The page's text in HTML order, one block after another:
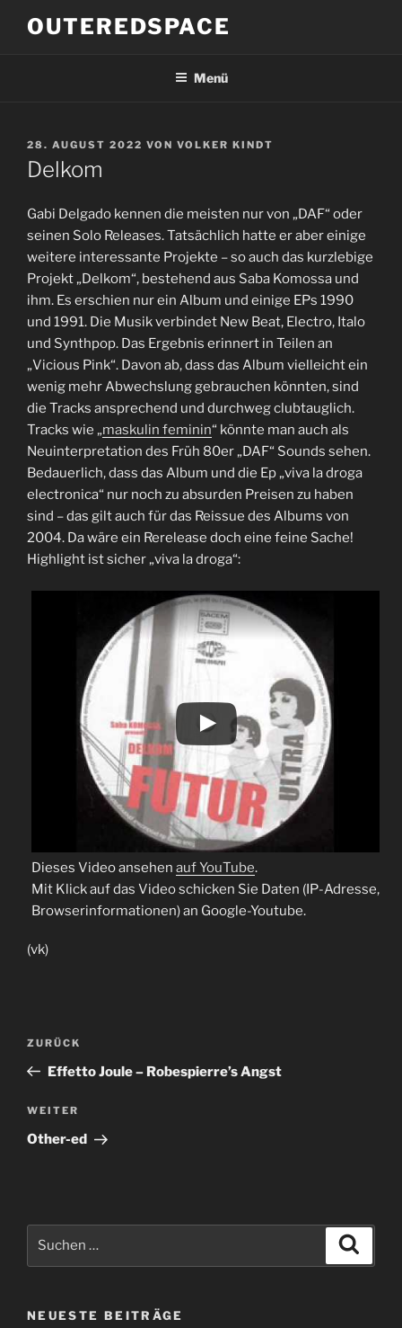
InhaltOUTEREDSPACE
Menü
VERÖFFENTLICHT
AM
28. AUGUST 2022 VON VOLKER KINDT
Delkom
Gabi Delgado kennen die meisten nur von „DAF“ oder
seinen Solo Releases. Tatsächlich hatte er aber einige
weitere interessante Projekte – so auch das kurzlebige
Projekt „Delkom“, bestehend aus Saba Komossa und
ihm. Es erschien nur ein Album und einige EPs 1990
und 1991. Die Musik verbindet New Beat, Electro, Italo
und Synthpop. Das Ergebnis erinnert in Teilen an
„Vicious Pink“. Davon ab, dass das Album vielleicht ein
wenig mehr Abwechslung gebrauchen könnten, sind
die Tracks ansprechend und durchweg clubtauglich.
Tracks wie „maskulin feminin“ könnte man auch als
Neuinterpretation des Früh 80er „DAF“ Sounds sehen.
Bedauerlich, dass das Album und die Ep „viva la droga
electronica“ nur noch zu absurden Preisen zu haben
sind – das gilt auch für das Reissue des Albums von
2004. Da wäre ein Rerelease doch eine feine Sache!
Highlight ist sicher „viva la droga“:
Dieses Video ansehen auf YouTube.
Mit Klick auf das Video schicken Sie Daten (IP-Adresse,
Browserinformationen) an Google-Youtube.
(vk)
Beitragsnavigation
Vorheriger
Beitrag
ZURÜCK
Effetto Joule – Robespierre’s Angst
Nächster
Beitrag
WEITER
Other-ed
NEUESTE BEITRÄGE